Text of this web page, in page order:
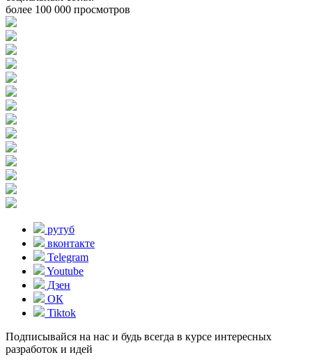
более 100 000 просмотров
рутуб
вконтакте
Telegram
Youtube
Дзен
ОК
Tiktok
Подписывайся на нас и будь всегда в курсе интересных
разработок и идей